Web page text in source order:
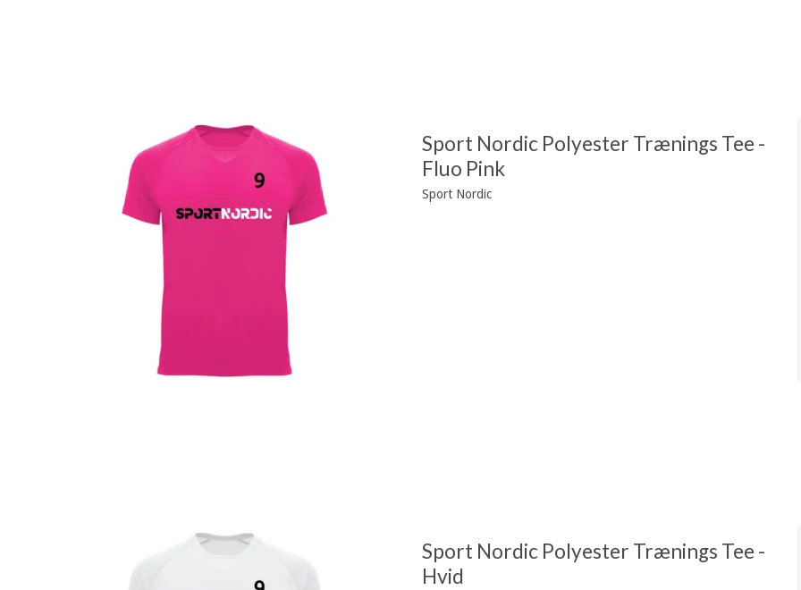
Sport Nordic Polyester Trænings Tee -
Fluo Pink
Sport Nordic
Sport Nordic Polyester Trænings Tee -
Hvid